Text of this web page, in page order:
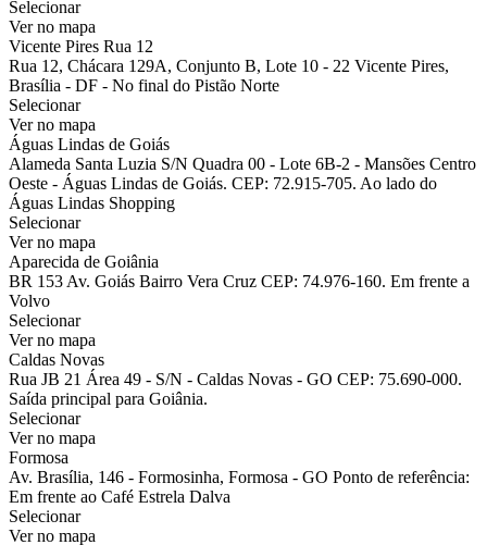
Selecionar
Ver no mapa
Vicente Pires Rua 12
Rua 12, Chácara 129A, Conjunto B, Lote 10 - 22 Vicente Pires,
Brasília - DF - No final do Pistão Norte
Selecionar
Ver no mapa
Águas Lindas de Goiás
Alameda Santa Luzia S/N Quadra 00 - Lote 6B-2 - Mansões Centro
Oeste - Águas Lindas de Goiás. CEP: 72.915-705. Ao lado do
Águas Lindas Shopping
Selecionar
Ver no mapa
Aparecida de Goiânia
BR 153 Av. Goiás Bairro Vera Cruz CEP: 74.976-160. Em frente a
Volvo
Selecionar
Ver no mapa
Caldas Novas
Rua JB 21 Área 49 - S/N - Caldas Novas - GO CEP: 75.690-000.
Saída principal para Goiânia.
Selecionar
Ver no mapa
Formosa
Av. Brasília, 146 - Formosinha, Formosa - GO Ponto de referência:
Em frente ao Café Estrela Dalva
Selecionar
Ver no mapa